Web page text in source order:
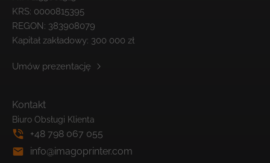
KRS: 0000815395
REGON: 383908079
Kapitał zakładowy: 300 000 zł
Umów prezentację
Kontakt
Biuro Obsługi Klienta
+48 798 067 055
info@imagoprinter.com